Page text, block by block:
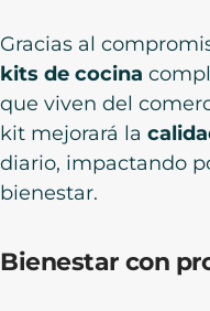
Gracias al
kits de cocina
que viven del
kit mejorará la
diario, impactando
bienestar.
Bienestar con